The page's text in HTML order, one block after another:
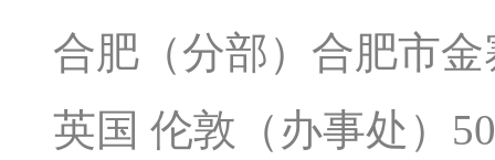
合肥（分部）合肥市
英国 伦敦（办事处）